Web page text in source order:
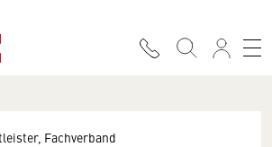
Fachverband